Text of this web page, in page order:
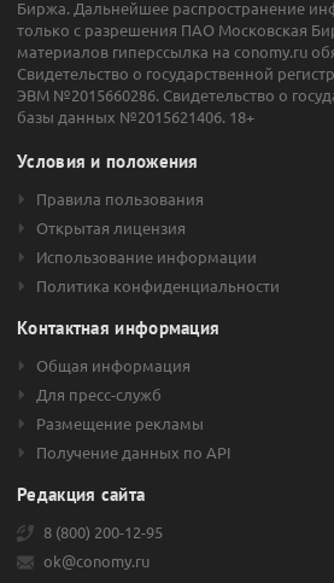
Биржа. Дальнейшее распространение
только с разрешения ПАО Московская
материалов гиперссылка на conomy.ru
Свидетельство о государственной
ЭВМ №2015660286. Свидетельство о
базы данных №2015621406. 18+
Условия и положения
Правила пользования
Открытая лицензия
Использование информации
Политика конфиденциальности
Контактная информация
Общая информация
Для пресс-служб
Размещение рекламы
Получение данных по API
Редакция сайта
8 (800) 200-12-95
ok@conomy.ru